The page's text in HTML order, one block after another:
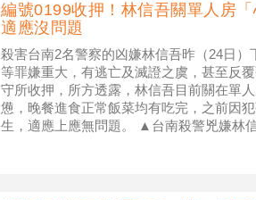
編號0199收押！林信吾關單人房
適應沒問題
殺害台南2名警察的凶嫌林信吾昨（24日
等罪嫌重大，有逃亡及滅證之虞，甚至反
守所收押，所方透露，林信吾目前關在單
憊，晚餐進食正常飯菜均有吃完，之前因
生，適應上應無問題。 ▲台南殺警兇嫌林